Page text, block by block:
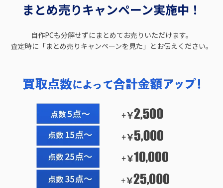
まとめ売りキャンペーン実施中！
自作PCも分解せずにまとめてお売りいただけます。
査定時に「まとめ売りキャンペーンを見た」とお伝えください。